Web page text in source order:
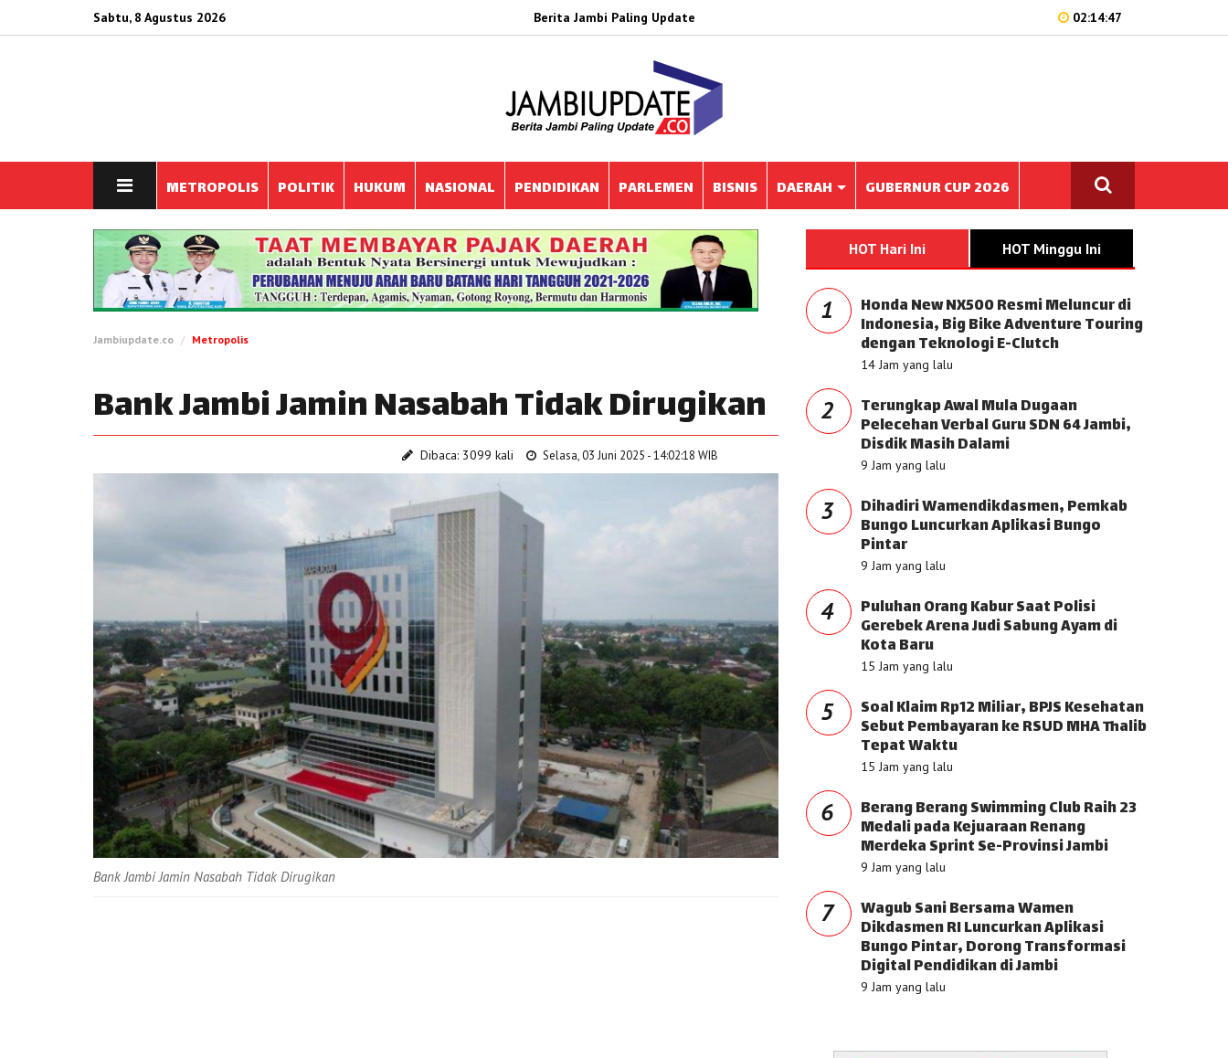
Sabtu, 8 Agustus 2026 Berita Jambi Paling Update 02:14:47
METROPOLIS POLITIK HUKUM NASIONAL PENDIDIKAN PARLEMEN BISNIS DAERAH GUBERNUR CUP 2026
Jambiupdate.co Metropolis
Bank Jambi Jamin Nasabah Tidak Dirugikan
Dibaca: 3099 kali Selasa, 03 Juni 2025 - 14:02:18 WIB
Bank Jambi Jamin Nasabah Tidak Dirugikan
HOT Hari Ini HOT Minggu Ini
1 Honda New NX500 Resmi Meluncur di
Indonesia, Big Bike Adventure Touring
dengan Teknologi E-Clutch
14 Jam yang lalu
2 Terungkap Awal Mula Dugaan
Pelecehan Verbal Guru SDN 64 Jambi,
Disdik Masih Dalami
9 Jam yang lalu
3 Dihadiri Wamendikdasmen, Pemkab
Bungo Luncurkan Aplikasi Bungo
Pintar
9 Jam yang lalu
4 Puluhan Orang Kabur Saat Polisi
Gerebek Arena Judi Sabung Ayam di
Kota Baru
15 Jam yang lalu
5 Soal Klaim Rp12 Miliar, BPJS Kesehatan
Sebut Pembayaran ke RSUD MHA Thalib
Tepat Waktu
15 Jam yang lalu
6 Berang Berang Swimming Club Raih 23
Medali pada Kejuaraan Renang
Merdeka Sprint Se-Provinsi Jambi
9 Jam yang lalu
7 Wagub Sani Bersama Wamen
Dikdasmen RI Luncurkan Aplikasi
Bungo Pintar, Dorong Transformasi
Digital Pendidikan di Jambi
9 Jam yang lalu